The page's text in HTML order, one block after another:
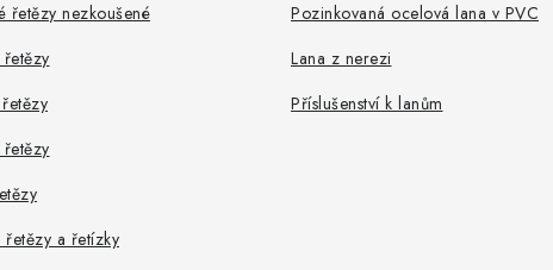
řetězy nezkoušené
a řetízky
Pozinkovaná ocelová lana v PVC
Lana z nerezi
Příslušenství k lanům